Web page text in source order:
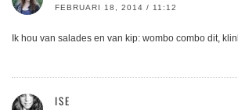
FEBRUARI 18, 2014 / 11:12
Ik hou van salades en van kip: wombo combo dit,
ISE